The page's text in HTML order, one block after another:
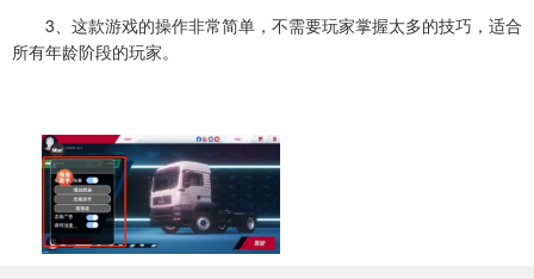
3、这款游戏的操作非常简单，不需要玩家掌握太多的技巧，适合
所有年龄阶段的玩家。